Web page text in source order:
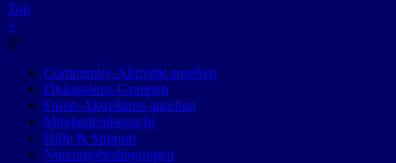
Top
×
@
Community-Aktivität ansehen
Diskussions-Gruppen
Foren-Aktivitäten ansehen
Mitgliederübersicht
Hilfe & Support
Nutzungsbedingungen